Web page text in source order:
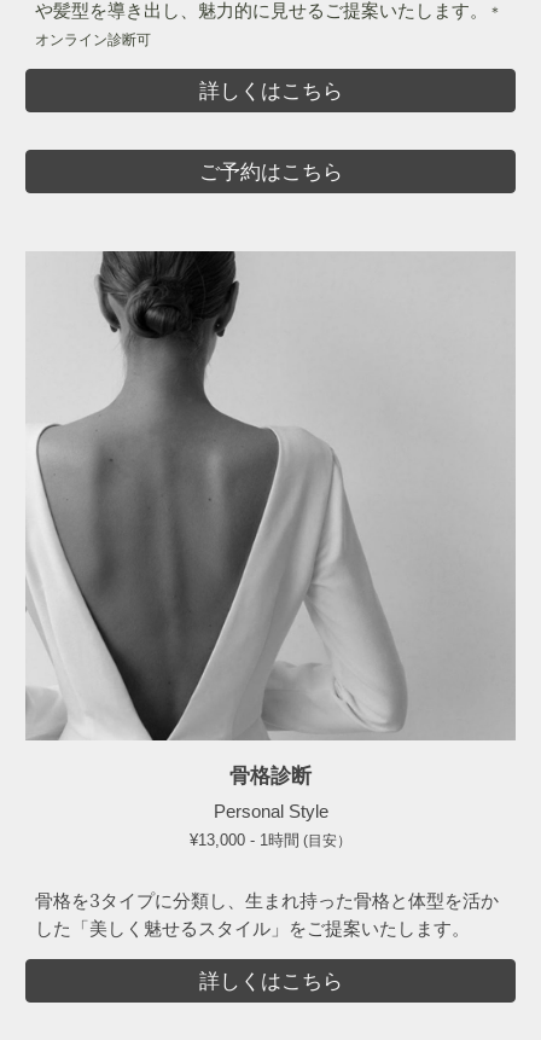
や髪型を導き出し、魅力的に見せるご提案いたします。
＊
オンライン診断可
詳しくはこちら
ご予約はこちら
骨格診断
Personal Style
¥13,000 - 1時間 (目安）
骨格を3タイプに分類し、生まれ持った骨格と体型を活か
した「美しく魅せるスタイル」をご提案いたします。
詳しくはこちら